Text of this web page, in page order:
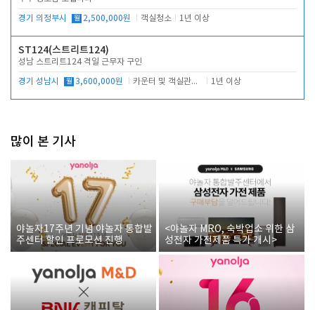
경기 의정부시 월 2,500,000원 객실청소 1년 이상
ST124(스트리트124)
성남 스트리트124 격일 근무자 구인
경기 성남시 월 3,600,000원 카운터 및 객실관리 전반 1년 이상
많이 본 기사
야놀자17주년 기념 야놀자 통합발
주센터 할인 프로모션 진행
<야놀자 MRO, 숙박업소 위한 삼
성전자 가전제품 특가 개시>